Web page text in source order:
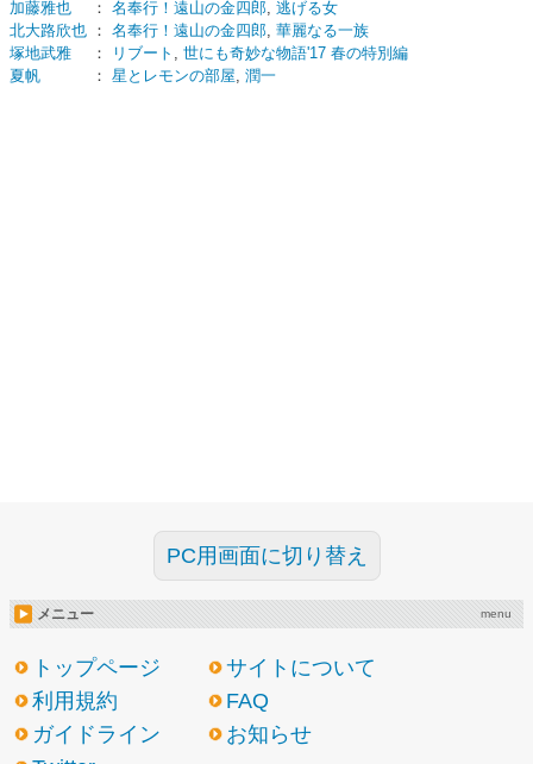
加藤雅也
： 名奉行！遠山の金四郎, 逃げる女
北大路欣也 ： 名奉行！遠山の金四郎, 華麗なる一族
塚地武雅
： リブート , 世にも奇妙な物語'17 春の特別編
夏帆
： 星とレモンの部屋, 潤一
PC用画面に切り替え
メニュー menu
トップページ
サイトについて
利用規約
FAQ
ガイドライン
お知らせ